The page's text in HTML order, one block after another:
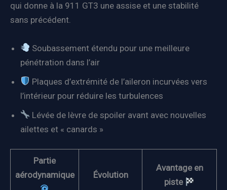
qui donne à la 911 GT3 une assise et une stabilité
sans précédent.
Soubassement étendu pour une meilleure
pénétration dans l’air
Plaques d’extrémité de l’aileron incurvées vers
l’intérieur pour réduire les turbulences
Lévée de lèvre de spoiler avant avec nouvelles
ailettes et « canards »
Partie
aérodynamique
Évolution
Avantage en
piste